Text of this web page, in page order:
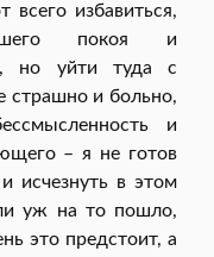
всего избавиться,
покоя и
но уйти туда с
страшно и больно,
и
– я не готов
исчезнуть в этом
уж на то пошло,
это предстоит, а